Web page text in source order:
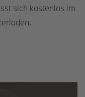
sich kostenlos im